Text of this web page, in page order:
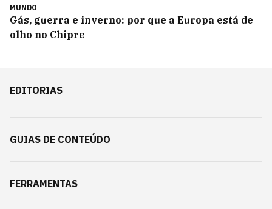
MUNDO
Gás, guerra e inverno: por que a Europa está de
olho no Chipre
EDITORIAS
GUIAS DE CONTEÚDO
FERRAMENTAS